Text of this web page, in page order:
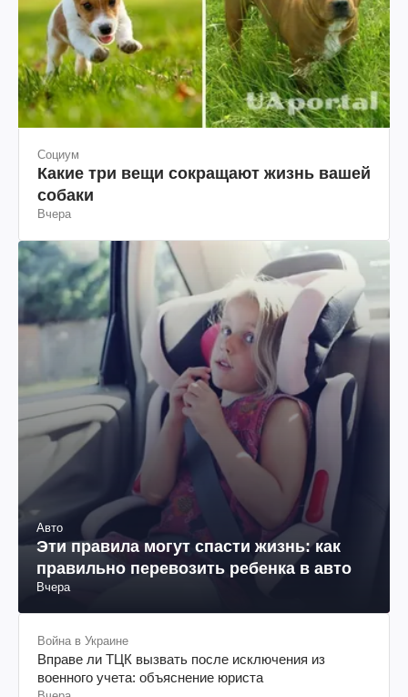
Социум
Какие три вещи сокращают жизнь вашей
собаки
Вчера
Авто
Эти правила могут спасти жизнь: как
правильно перевозить ребенка в авто
Вчера
Война в Украине
Вправе ли ТЦК вызвать после исключения из
военного учета: объяснение юриста